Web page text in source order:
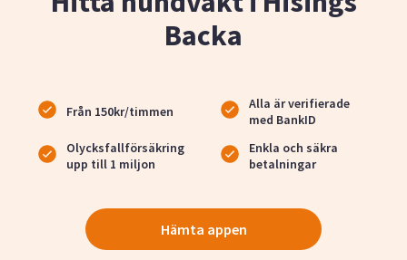
Backa
Från 150kr/timmen
Alla är verifierade
med BankID
Olycksfallförsäkring
upp till 1 miljon
Enkla och säkra
betalningar
Hämta appen